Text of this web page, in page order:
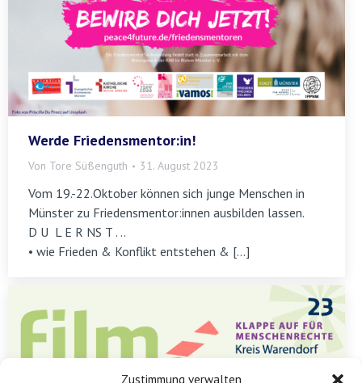
Zustimmung verwalten
Werde Friedensmentor:in!
Von Tore Süßenguth 31. August 2023
Vom 19.-22.Oktober können sich junge Menschen in
Münster zu Friedensmentor:innen ausbilden lassen.
D U L E R NS T . ..
• wie Frieden & Konflikt entstehen & […]